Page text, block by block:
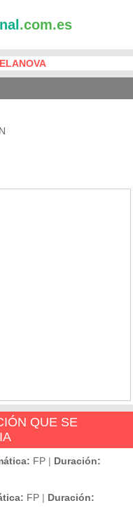
.com.es
QUE SE
FP | Duración:
FP | Duración: